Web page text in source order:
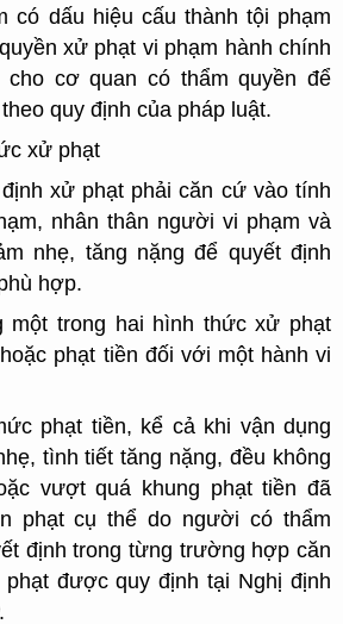
có dấu hiệu cấu thành tội phạm
xử phạt vi phạm hành chính
cho cơ quan có thẩm quyền để
quy định của pháp luật.
xử phạt
xử phạt phải căn cứ vào tính
nhân thân người vi phạm và
nhẹ, tăng nặng để quyết định
hợp.
một trong hai hình thức xử phạt
phạt tiền đối với một hành vi
phạt tiền, kể cả khi vận dụng
tình tiết tăng nặng, đều không
vượt quá khung phạt tiền đã
phạt cụ thể do người có thẩm
định trong từng trường hợp căn
được quy định tại Nghị định